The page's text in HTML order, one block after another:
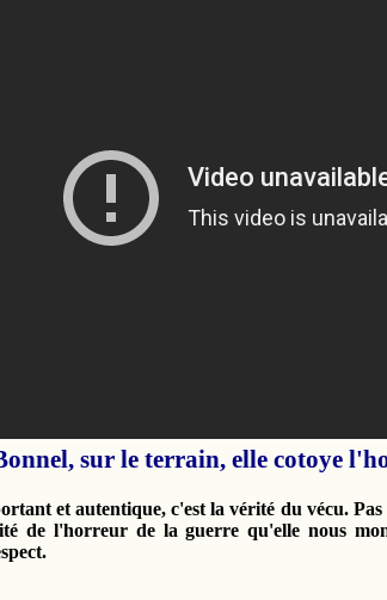
sur le terrain, elle cotoye
et autentique, c'est la vérité du vécu.
de l'horreur de la guerre qu'elle nous